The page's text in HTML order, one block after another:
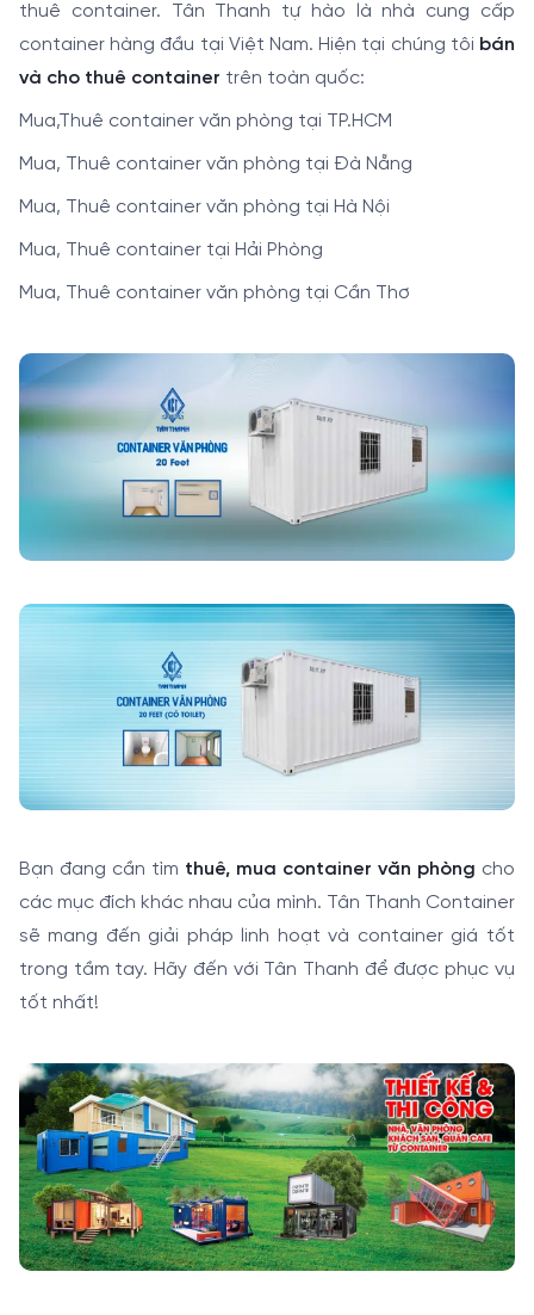
thuê container. Tân Thanh tự hào là nhà cung cấp
container hàng đầu tại Việt Nam. Hiện tại chúng tôi bán
và cho thuê container trên toàn quốc:
Mua,Thuê container văn phòng tại TP.HCM
Mua, Thuê container văn phòng tại Đà Nẵng
Mua, Thuê container văn phòng tại Hà Nội
Mua, Thuê container tại Hải Phòng
Mua, Thuê container văn phòng tại Cần Thơ
Bạn đang cần tìm thuê, mua container văn phòng cho
các mục đích khác nhau của mình. Tân Thanh Container
sẽ mang đến giải pháp linh hoạt và container giá tốt
trong tầm tay. Hãy đến với Tân Thanh để được phục vụ
tốt nhất!